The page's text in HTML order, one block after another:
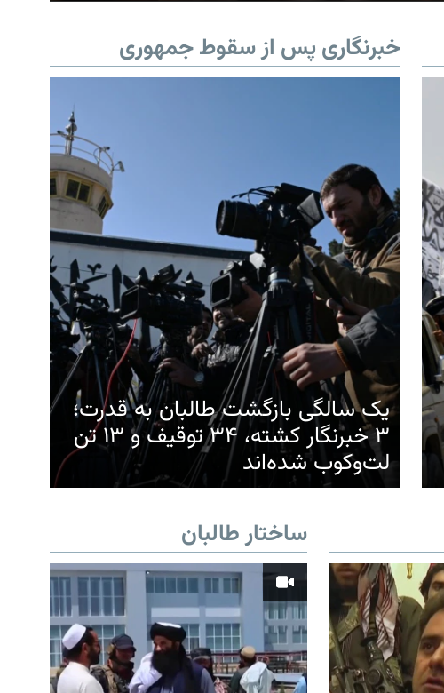
خبرنگاری پس از سقوط جمهوری
یک سالگی بازگشت طالبان به قدرت؛
۳ خبرنگار کشته، ۳۴ توقیف و ۱۳ تن
لت‌وکوب شده‌اند
ساختار طالبان